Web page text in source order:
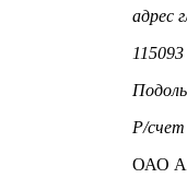
адрес
Р/счет
ОАО